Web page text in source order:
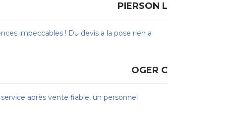
PIERSON L
impeccables ! Du devis a la pose rien a
OGER C
après vente fiable, un personnel